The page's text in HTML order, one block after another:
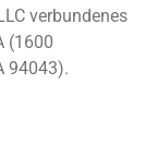
verbundenes
(1600
94043).